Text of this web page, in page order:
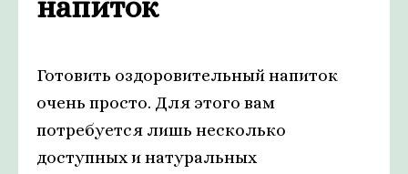
напиток
Готовить оздоровительный напиток
очень просто. Для этого вам
потребуется лишь несколько
доступных и натуральных